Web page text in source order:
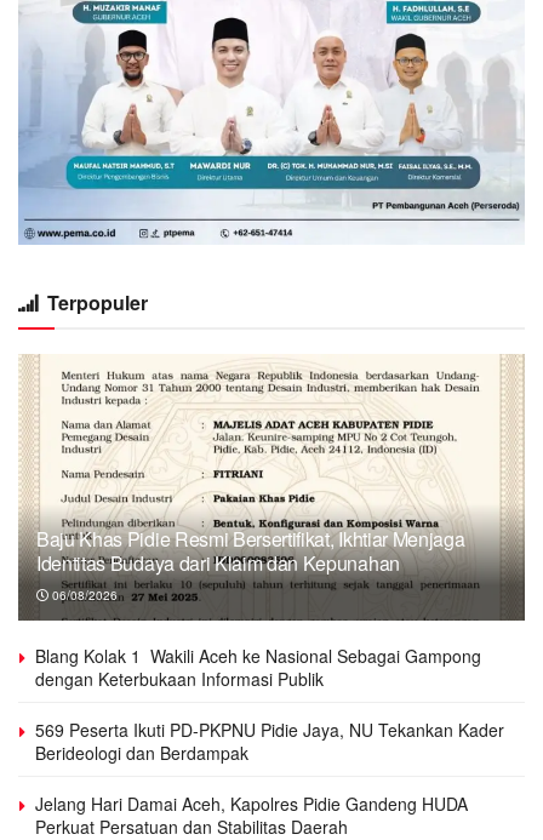
Terpopuler
Baju Khas Pidie Resmi Bersertifikat, Ikhtiar Menjaga
Identitas Budaya dari Klaim dan Kepunahan
06/08/2026
Blang Kolak 1 Wakili Aceh ke Nasional Sebagai Gampong
dengan Keterbukaan Informasi Publik
569 Peserta Ikuti PD-PKPNU Pidie Jaya, NU Tekankan Kader
Berideologi dan Berdampak
Jelang Hari Damai Aceh, Kapolres Pidie Gandeng HUDA
Perkuat Persatuan dan Stabilitas Daerah